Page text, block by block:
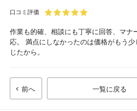
口コミ評価
作業も的確、相談にも丁寧に回答、マナ
応。 満点にしなかったのは価格がもう
じたから。
前へ 一覧に戻る